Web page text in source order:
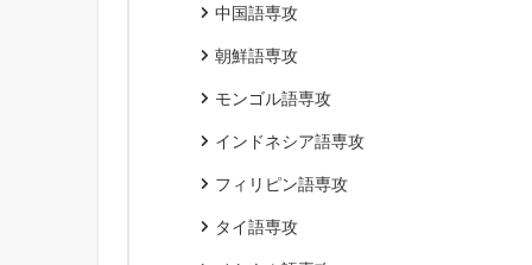
中国語専攻
朝鮮語専攻
モンゴル語専攻
インドネシア語専攻
フィリピン語専攻
タイ語専攻